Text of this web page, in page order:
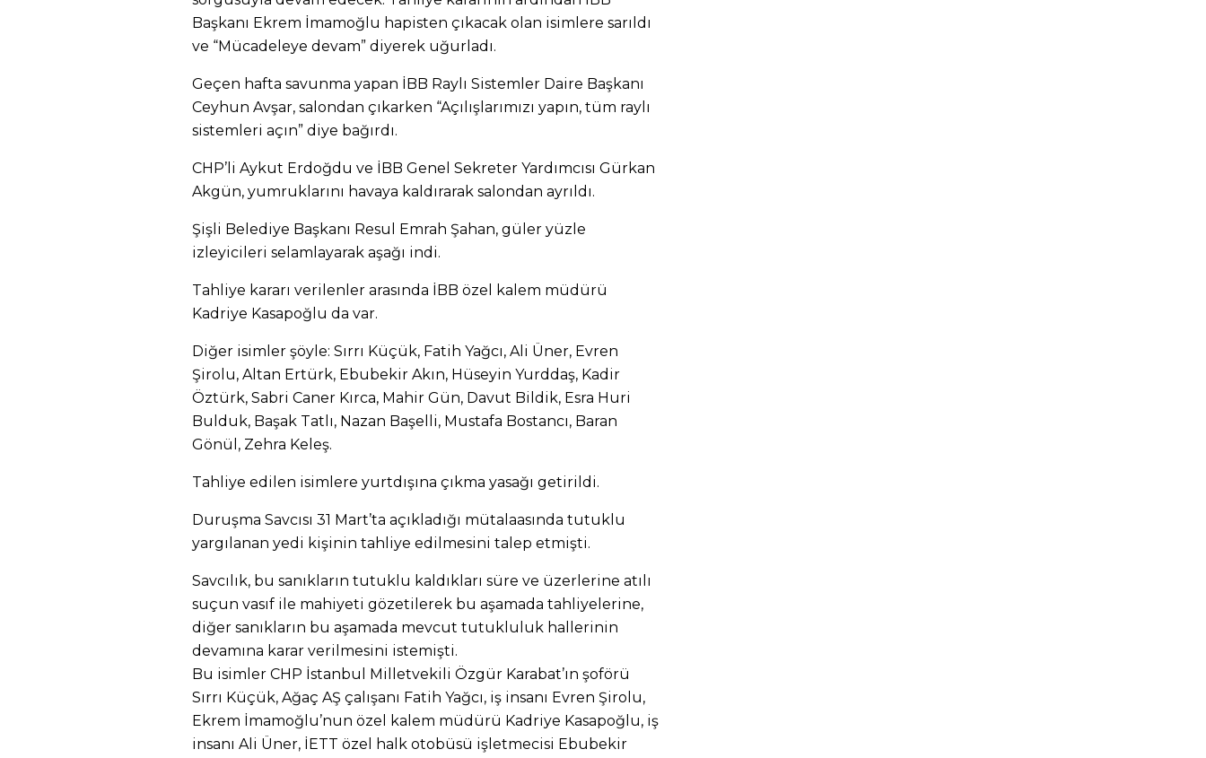
Başkanı Ekrem İmamoğlu hapisten çıkacak olan isimlere sarıldı
ve “Mücadeleye devam” diyerek uğurladı.
Geçen hafta savunma yapan İBB Raylı Sistemler Daire Başkanı
Ceyhun Avşar, salondan çıkarken “Açılışlarımızı yapın, tüm raylı
sistemleri açın” diye bağırdı.
CHP’li Aykut Erdoğdu ve İBB Genel Sekreter Yardımcısı Gürkan
Akgün, yumruklarını havaya kaldırarak salondan ayrıldı.
Şişli Belediye Başkanı Resul Emrah Şahan, güler yüzle
izleyicileri selamlayarak aşağı indi.
Tahliye kararı verilenler arasında İBB özel kalem müdürü
Kadriye Kasapoğlu da var.
Diğer isimler şöyle: Sırrı Küçük, Fatih Yağcı, Ali Üner, Evren
Şirolu, Altan Ertürk, Ebubekir Akın, Hüseyin Yurddaş, Kadir
Öztürk, Sabri Caner Kırca, Mahir Gün, Davut Bildik, Esra Huri
Bulduk, Başak Tatlı, Nazan Başelli, Mustafa Bostancı, Baran
Gönül, Zehra Keleş.
Tahliye edilen isimlere yurtdışına çıkma yasağı getirildi.
Duruşma Savcısı 31 Mart’ta açıkladığı mütalaasında tutuklu
yargılanan yedi kişinin tahliye edilmesini talep etmişti.
Savcılık, bu sanıkların tutuklu kaldıkları süre ve üzerlerine atılı
suçun vasıf ile mahiyeti gözetilerek bu aşamada tahliyelerine,
diğer sanıkların bu aşamada mevcut tutukluluk hallerinin
devamına karar verilmesini istemişti.
Bu isimler CHP İstanbul Milletvekili Özgür Karabat’ın şoförü
Sırrı Küçük, Ağaç AŞ çalışanı Fatih Yağcı, iş insanı Evren Şirolu,
Ekrem İmamoğlu’nun özel kalem müdürü Kadriye Kasapoğlu, iş
insanı Ali Üner, İETT özel halk otobüsü işletmecisi Ebubekir